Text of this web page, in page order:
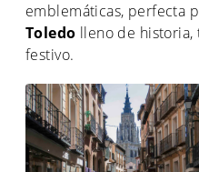
emblemáticas, perfecta
Toledo lleno de
festivo.